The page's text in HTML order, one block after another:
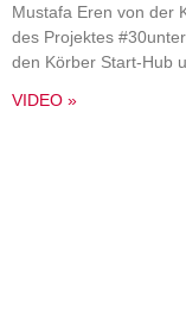
Mustafa Eren von der
des Projektes
den Körber Start-Hub
VIDEO »